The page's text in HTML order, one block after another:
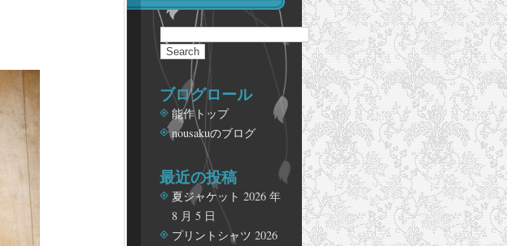
ブログロール
能作トップ
nousakuのブログ
最近の投稿
夏ジャケット 2026 年
8 月 5 日
プリントシャツ 2026